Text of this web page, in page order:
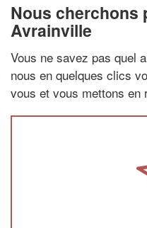
Nous cherchons
Avrainville
Vous ne savez pas quel
nous en quelques clics
vous et vous mettons en